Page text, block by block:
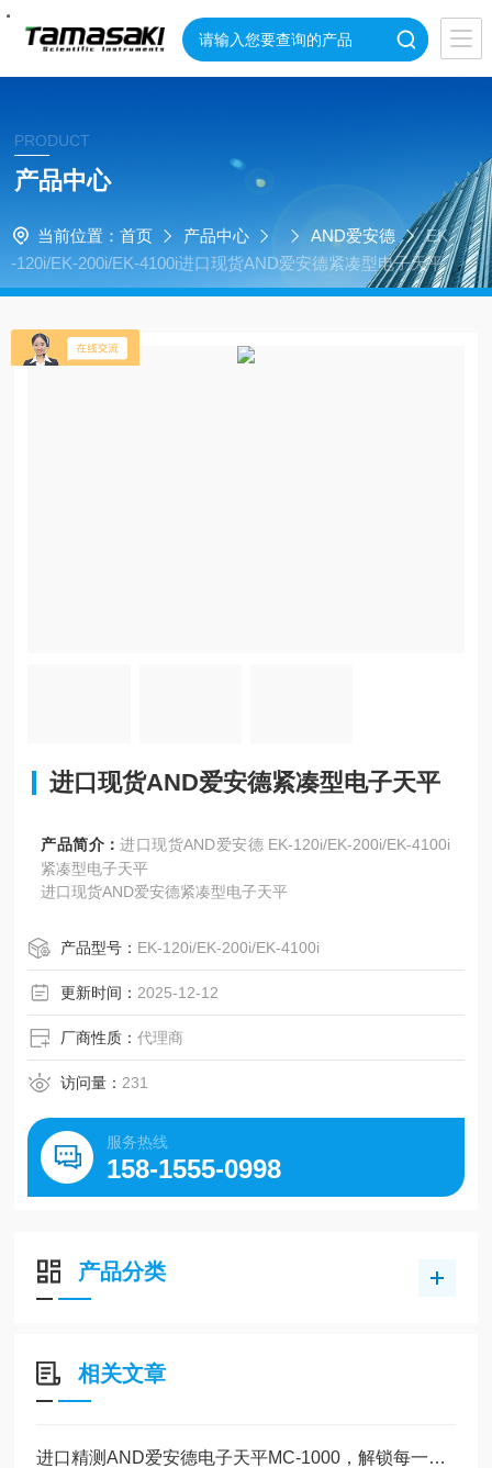
PRODUCT
产品中心
当前位置： 首页 产品中心 AND爱安德
EK
-120i/EK-200i/EK-4100i进口现货AND爱安德紧凑型电子天平
进口现货AND爱安德紧凑型电子天平
产品简介：进口现货AND爱安德 EK-120i/EK-200i/EK-4100i
紧凑型电子天平
进口现货AND爱安德紧凑型电子天平
产品型号： EK-120i/EK-200i/EK-4100i
更新时间： 2025-12-12
厂商性质：代理商
访问量： 231
服务热线
158-1555-0998
产品分类
相关文章
进口精测AND爱安德电子天平MC-1000，解锁每一份精准力量
・・・・・・・・